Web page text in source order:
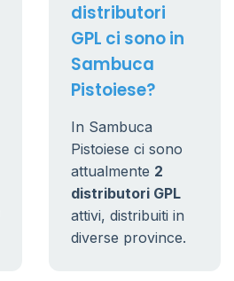
distributori
GPL ci sono in
Sambuca
Pistoiese?
In Sambuca
Pistoiese ci sono
attualmente 2
distributori GPL
attivi, distribuiti in
diverse province.